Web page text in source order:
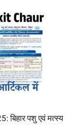
पशु एवं मत्स्य